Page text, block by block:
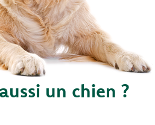
un chien ?